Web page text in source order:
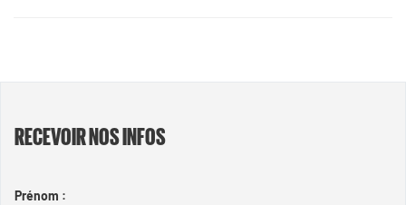
RECEVOIR NOS INFOS
Prénom :